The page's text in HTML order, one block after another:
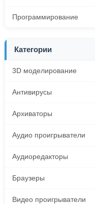
Программирование
Категории
3D моделирование
Антивирусы
Архиваторы
Аудио проигрыватели
Аудиоредакторы
Браузеры
Видео проигрыватели